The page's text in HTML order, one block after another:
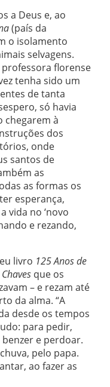
a Deus e, ao
(país da
o isolamento
selvagens.
florense
tenha sido um
de tanta
só havia
chegarem à
dos
onde
santos de
as
as formas os
esperança,
vida no ‘novo
e rezando,
livro 125 Anos de
que os
– e rezam até
da alma. “A
desde os tempos
para pedir,
e perdoar.
pelo papa.
ao fazer as